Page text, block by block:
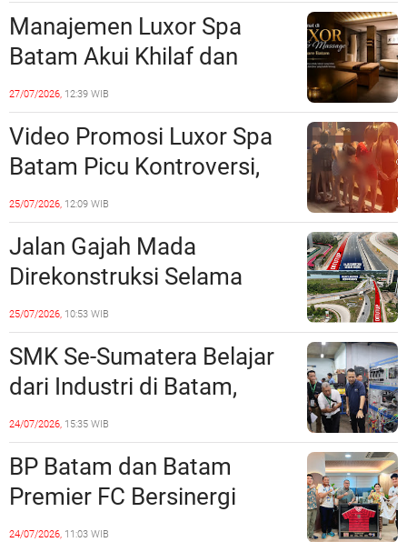
Realisasi Pembangunan
Lampaui 50 Persen
Manajemen Luxor Spa
Batam Akui Khilaf dan
Minta Maaf, Konten
Langsung Di-Takedown
27/07/2026, 12:39 WIB
Video Promosi Luxor Spa
Batam Picu Kontroversi,
Dinilai Bermuatan Sensual
25/07/2026, 12:09 WIB
Jalan Gajah Mada
Direkonstruksi Selama
Empat Minggu, Ini Skema
Rekayasa Lalu Lintasnya
25/07/2026, 10:53 WIB
SMK Se-Sumatera Belajar
dari Industri di Batam,
Siapkan Lulusan Siap Kerja
Era Digital
24/07/2026, 15:35 WIB
BP Batam dan Batam
Premier FC Bersinergi
Cetak Generasi Emas
24/07/2026, 11:03 WIB